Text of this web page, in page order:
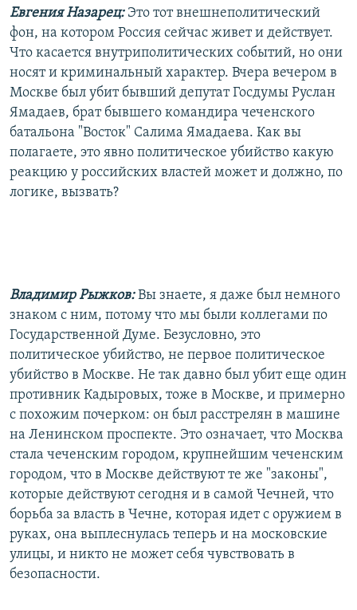
Евгения Назарец: Это тот внешнеполитический
фон, на котором Россия сейчас живет и действует.
Что касается внутриполитических событий, но они
носят и криминальный характер. Вчера вечером в
Москве был убит бывший депутат Госдумы Руслан
Ямадаев, брат бывшего командира чеченского
батальона "Восток" Салима Ямадаева. Как вы
полагаете, это явно политическое убийство какую
реакцию у российских властей может и должно, по
логике, вызвать?
Владимир Рыжков:Вы знаете, я даже был немного
знаком с ним, потому что мы были коллегами по
Государственной Думе. Безусловно, это
политическое убийство, не первое политическое
убийство в Москве. Не так давно был убит еще один
противник Кадыровых, тоже в Москве, и примерно
с похожим почерком: он был расстрелян в машине
на Ленинском проспекте. Это означает, что Москва
стала чеченским городом, крупнейшим чеченским
городом, что в Москве действуют те же "законы",
которые действуют сегодня и в самой Чечней, что
борьба за власть в Чечне, которая идет с оружием в
руках, она выплеснулась теперь и на московские
улицы, и никто не может себя чувствовать в
безопасности.